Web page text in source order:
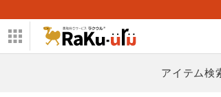
アイテム検